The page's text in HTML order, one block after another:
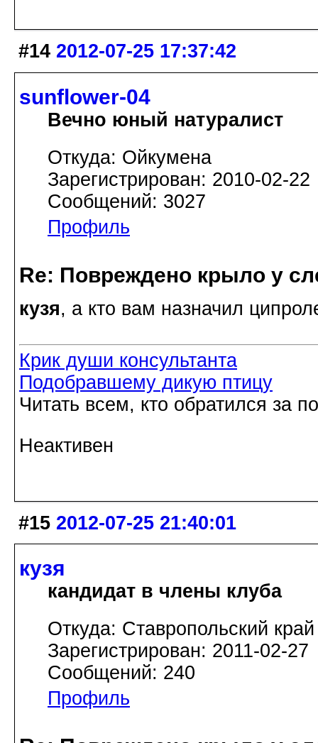
#14 2012-07-25 17:37:42
sunflower-04
Вечно юный натуралист
Откуда: Ойкумена
Зарегистрирован: 2010-02-22
Сообщений: 3027
Профиль
Re: Повреждено крыло у
кузя, а кто вам назначил
Крик души консультанта
Подобравшему дикую птицу
Читать всем, кто обратился за
Неактивен
#15 2012-07-25 21:40:01
кузя
кандидат в члены клуба
Откуда: Ставропольский край
Зарегистрирован: 2011-02-27
Сообщений: 240
Профиль